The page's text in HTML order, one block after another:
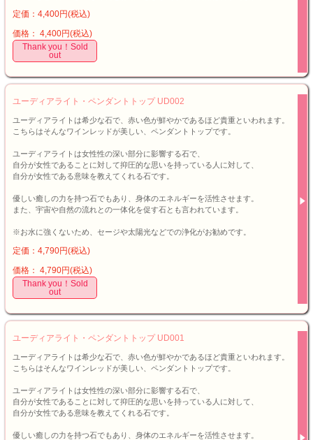
定価：4,400円(税込)
価格： 4,400円(税込)
Thank you！Sold
out
ユーディアライト・ペンダントトップ UD002
ユーディアライトは希少な石で、赤い色が鮮やかであるほど貴重といわれます。
こちらはそんなワインレッドが美しい、ペンダントトップです。
ユーディアライトは女性性の深い部分に影響する石で、
自分が女性であることに対して抑圧的な思いを持っている人に対して、
自分が女性である意味を教えてくれる石です。
優しい癒しの力を持つ石でもあり、身体のエネルギーを活性させます。
また、宇宙や自然の流れとの一体化を促す石とも言われています。
※お水に強くないため、セージや太陽光などでの浄化がお勧めです。
定価：4,790円(税込)
価格： 4,790円(税込)
Thank you！Sold
out
ユーディアライト・ペンダントトップ UD001
ユーディアライトは希少な石で、赤い色が鮮やかであるほど貴重といわれます。
こちらはそんなワインレッドが美しい、ペンダントトップです。
ユーディアライトは女性性の深い部分に影響する石で、
自分が女性であることに対して抑圧的な思いを持っている人に対して、
自分が女性である意味を教えてくれる石です。
優しい癒しの力を持つ石でもあり、身体のエネルギーを活性させます。